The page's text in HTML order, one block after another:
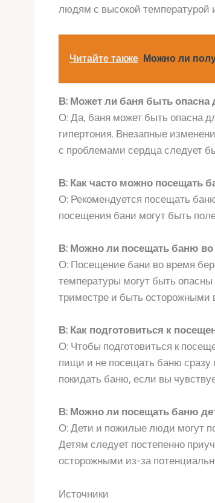
людям с высокой
Читайте также Можно ли
В: Может ли баня быть опасна
О: Да, баня может быть опасна
гипертония. Внезапные
с проблемами сердца следует
В: Как часто можно посещать
О: Рекомендуется посещать
посещения бани могут быть
В: Можно ли посещать баню
О: Посещение бани во время
температуры могут быть
триместре и быть осторожными
В: Как подготовиться к
О: Чтобы подготовиться к
пищи и не посещать баню сразу
покидать баню, если вы
В: Можно ли посещать баню
О: Дети и пожилые люди могут
Детям следует постепенно
осторожными из-за
Источники